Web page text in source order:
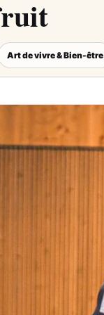
Art de vivre & Bien-être